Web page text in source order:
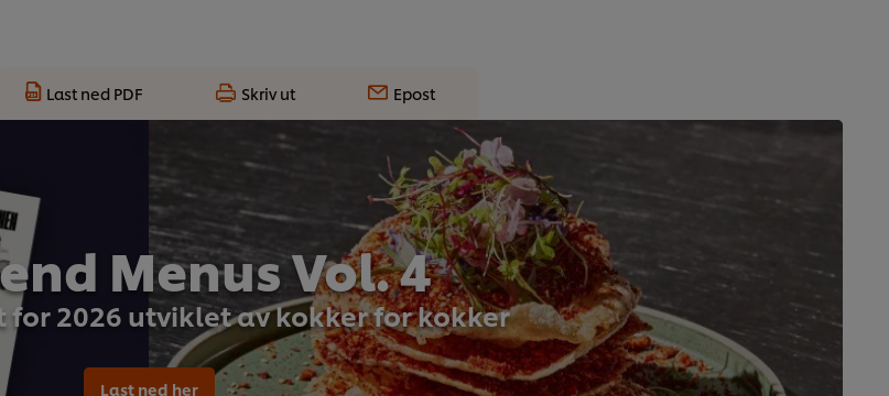
Last ned PDF Skriv ut Epost
Menus Vol. 4
2026 utviklet av kokker for kokker
Last ned her